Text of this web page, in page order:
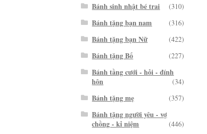
Bánh sinh nhật bé trai (310)
Bánh tặng bạn nam (316)
Bánh tặng bạn Nữ (422)
Bánh tặng Bố (227)
Bánh tầng cưới - hỏi - đính
hôn
(34)
Bánh tặng mẹ (357)
Bánh tặng người yêu - vợ
chồng - kỉ niệm
(446)